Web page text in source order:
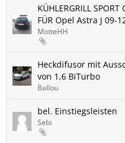
KÜHLERGRILL
FÜR Opel Astra J 09-
MotteHH
Heckdifusor mit
von 1,6 BiTurbo
Ballou
bel. Einstiegsleisten
Sebi